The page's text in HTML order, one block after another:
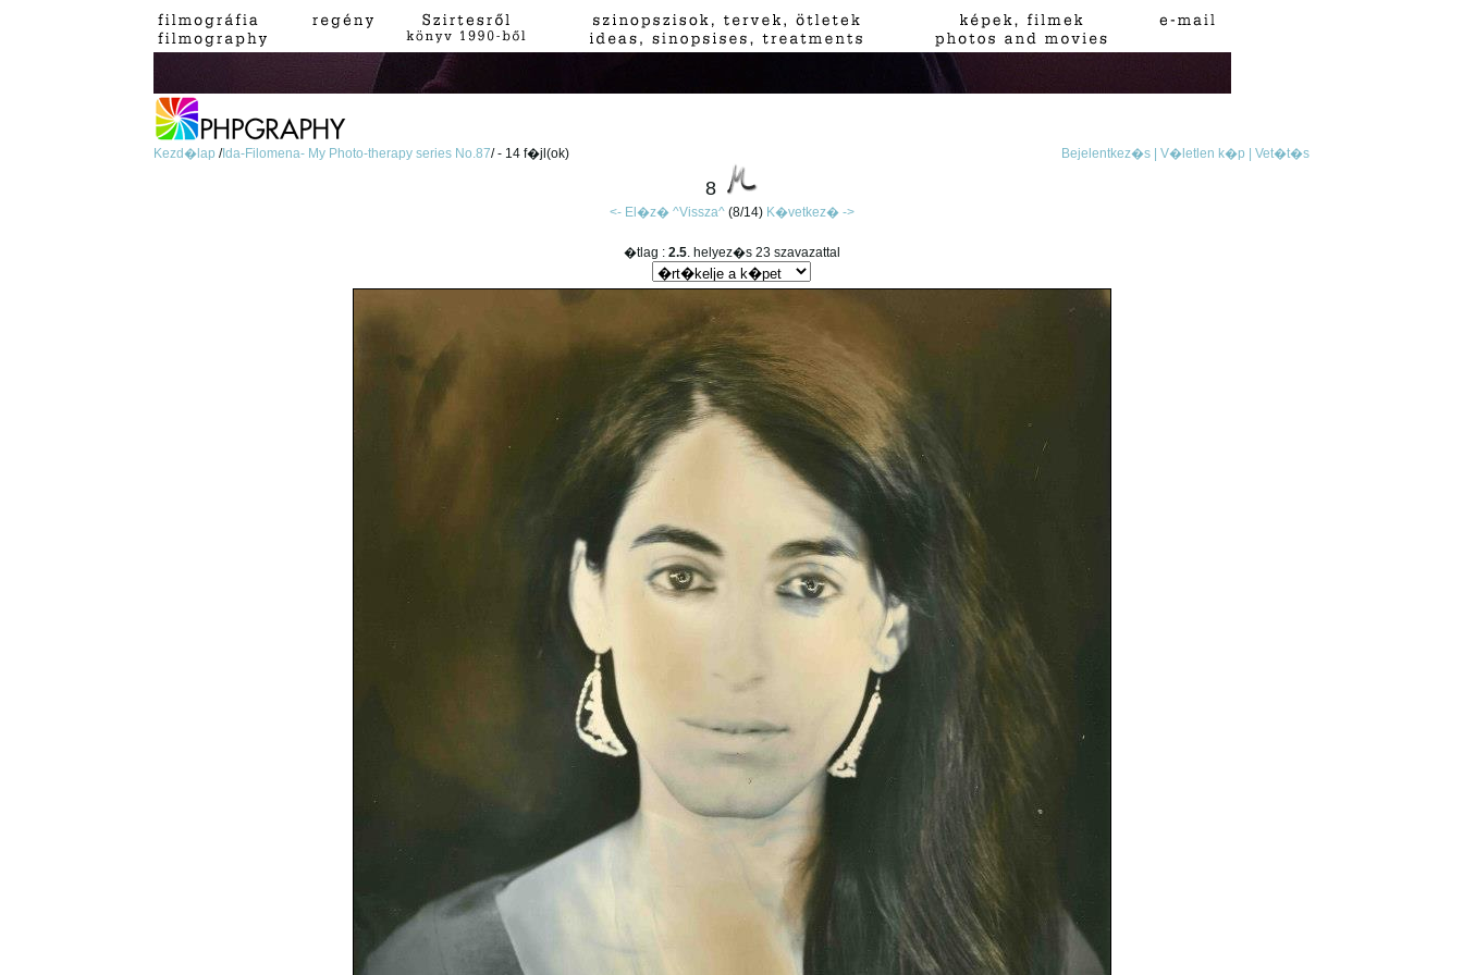
Kezd�lap /Ida-Filomena- My Photo-therapy series No.87/ - 14 f�jl(ok) Bejelentkez�s | V�letlen k�p | Vet�t�s
8
<- El�z� ^Vissza^(8/14) K�vetkez� ->
�tlag : 2.5. helyez�s 23 szavazattal